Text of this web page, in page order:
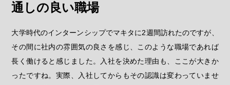
通しの良い職場
大学時代のインターンシップでマキタに2週間訪れたのですが、
その間に社内の雰囲気の良さを感じ、このような職場であれば
長く働けると感じました。入社を決めた理由も、ここが大きか
ったですね。実際、入社してからもその認識は変わっていませ